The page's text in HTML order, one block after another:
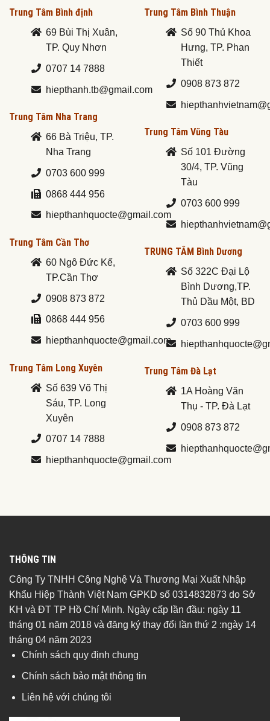
Trung Tâm Bình định
69 Bùi Thị Xuân,
TP. Quy Nhơn
0707 14 7888
hiepthanh.tb@gmail.com
Trung Tâm Nha Trang
66 Bà Triệu, TP.
Nha Trang
0703 600 999
0868 444 956
hiepthanhquocte@gmail.com
Trung Tâm Cần Thơ
60 Ngô Đức Kế,
TP.Cần Thơ
0908 873 872
0868 444 956
hiepthanhquocte@gmail.com
Trung Tâm Long Xuyên
Số 639 Võ Thị
Sáu, TP. Long
Xuyên
0707 14 7888
hiepthanhquocte@gmail.com
Trung Tâm Bình Thuận
Số 90 Thủ Khoa
Hưng, TP. Phan
Thiết
0908 873 872
Trung Tâm Vũng Tàu
Số 101 Đường
30/4, TP. Vũng
Tàu
0703 600 999
TRUNG TÂM Bình Dương
Số 322C Đại Lộ
Bình Dương,TP.
Thủ Dầu Một, BD
0703 600 999
Trung Tâm Đà Lạt
1A Hoàng Văn
Thụ - TP. Đà Lạt
0908 873 872
THÔNG TIN
Công Ty TNHH Công Nghệ Và Thương Mại Xuất Nhập
Khẩu Hiệp Thành Việt Nam GPKD số 0314832873 do Sở
KH và ĐT TP Hồ Chí Minh. Ngày cấp lần đầu: ngày 11
tháng 01 năm 2018 và đăng ký thay đổi lần thứ 2 :ngày 14
tháng 04 năm 2023
Chính sách quy định chung
Chính sách bảo mật thông tin
Liên hệ với chúng tôi